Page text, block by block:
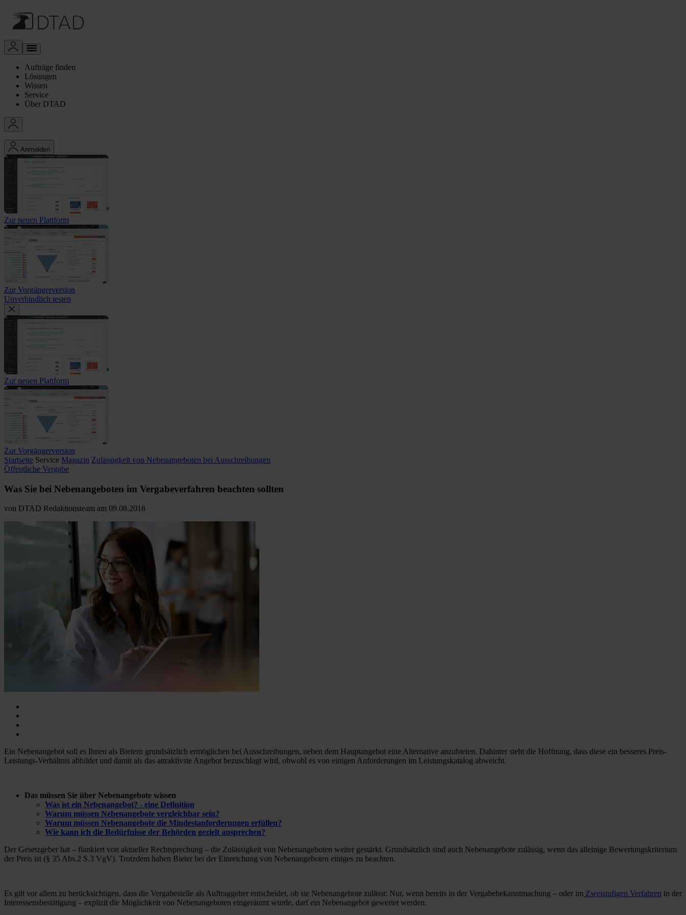
Aufträge finden
Lösungen
Wissen
Service
Über DTAD
Anmelden
Zur neuen Plattform
Zur Vorgängerversion
Unverbindlich testen
Zur neuen Plattform
Zur Vorgängerversion
Startseite Service Magazin Zulässigkeit von Nebenangeboten bei Ausschreibungen
Öffentliche Vergabe
Was Sie bei Nebenangeboten im Vergabeverfahren beachten sollten
von DTAD Redaktionsteam am 09.08.2018
Ein Nebenangebot soll es Ihnen als Bietern grundsätzlich ermöglichen bei Ausschreibungen, neben dem Hauptangebot eine Alternative anzubieten. Dahinter steht die Hoffnung, dass diese ein besseres Preis-
Leistungs-Verhältnis abbildet und damit als das attraktivste Angebot bezuschlagt wird, obwohl es von einigen Anforderungen im Leistungskatalog abweicht.
Das müssen Sie über Nebenangebote wissen
Was ist ein Nebenangebot? - eine Definition
Warum müssen Nebenangebote vergleichbar sein?
Warum müssen Nebenangebote die Mindestanforderungen erfüllen?
Wie kann ich die Bedürfnisse der Behörden gezielt ansprechen?
Der Gesetzgeber hat – flankiert von aktueller Rechtsprechung – die Zulässigkeit von Nebenangeboten weiter gestärkt. Grundsätzlich sind auch Nebenangebote zulässig, wenn das alleinige Bewertungskriterium
der Preis ist (§ 35 Abs.2 S.3 VgV). Trotzdem haben Bieter bei der Einreichung von Nebenangeboten einiges zu beachten.
Es gilt vor allem zu berücksichtigen, dass die Vergabestelle als Auftraggeber entscheidet, ob sie Nebenangebote zulässt: Nur, wenn bereits in der Vergabebekanntmachung – oder im Zweistufigen Verfahren in der
Interessensbestätigung – explizit die Möglichkeit von Nebenangeboten eingeräumt wurde, darf ein Nebenangebot gewertet werden.